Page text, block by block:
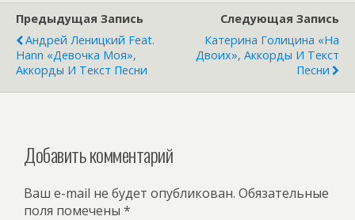
Предыдущая Запись
Андрей Леницкий Feat.
Hann «Девочка Моя»,
Аккорды И Текст Песни
Следующая Запись
Катерина Голицина «На
Двоих», Аккорды И Текст
Песни
Добавить комментарий
Ваш e-mail не будет опубликован. Обязательные
поля помечены *